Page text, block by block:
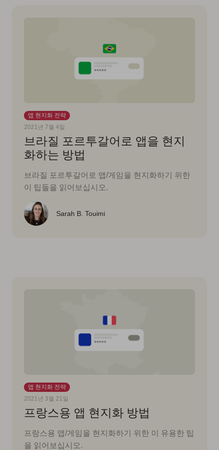
앱 현지화 전략
2021년 7월 4일
브라질 포르투갈어로 앱을 현지
화하는 방법
브라질 포르투갈어로 앱/게임을 현지화하기 위한
이 팁들을 읽어보십시오.
Sarah B. Touimi
앱 현지화 전략
2021년 3월 21일
프랑스용 앱 현지화 방법
프랑스용 앱/게임을 현지화하기 위한 이 유용한 팁
을 읽어보십시오.